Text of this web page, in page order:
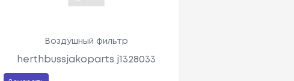
Воздушный фильтр
herthbussjakoparts j1328033